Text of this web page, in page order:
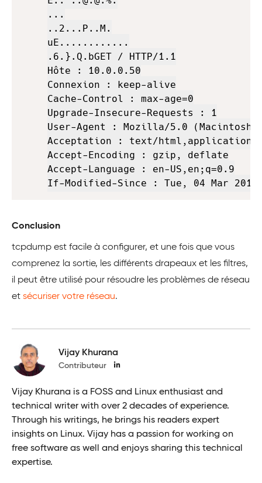
...
..2...P..M.
uE............
.6.}.Q.bGET / HTTP/1.1
Hôte : 10.0.0.50
Connexion : keep-alive
Cache-Control : max-age=0
Upgrade-Insecure-Requests : 1
User-Agent : Mozilla/5.0 (Macintosh ;
Acceptation : text/html,application/
Accept-Encoding : gzip, deflate
Accept-Language : en-US,en;q=0.9
If-Modified-Since : Tue, 04 Mar 2014
Conclusion
tcpdump est facile à configurer, et une fois que vous
comprenez la sortie, les différents drapeaux et les filtres,
il peut être utilisé pour résoudre les problèmes de réseau
et sécuriser votre réseau.
Vijay Khurana
Contributeur
Vijay Khurana is a FOSS and Linux enthusiast and
technical writer with over 2 decades of experience.
Through his writings, he brings his readers expert
insights on Linux. Vijay has a passion for working on
free software as well and enjoys sharing this technical
expertise.